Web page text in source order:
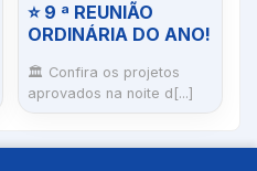
⭐ 9 ª REUNIÃO
ORDINÁRIA DO ANO!
🏛️ Confira os projetos
aprovados na noite d[...]